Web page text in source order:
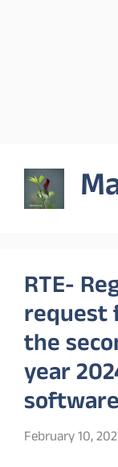
RTE-
request
the
year
software‌
February 10,